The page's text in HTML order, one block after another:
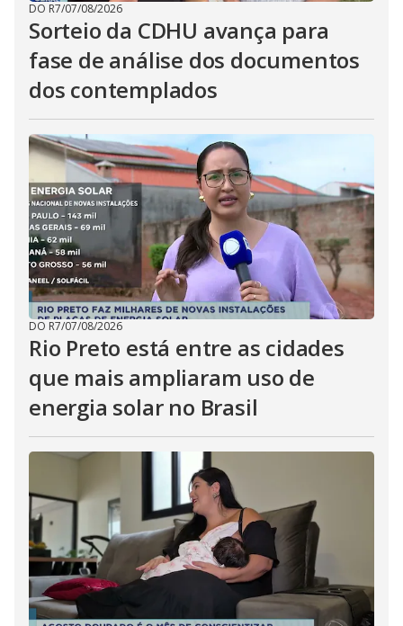
DO R7/07/08/2026
Sorteio da CDHU avança para
fase de análise dos documentos
dos contemplados
DO R7/07/08/2026
Rio Preto está entre as cidades
que mais ampliaram uso de
energia solar no Brasil